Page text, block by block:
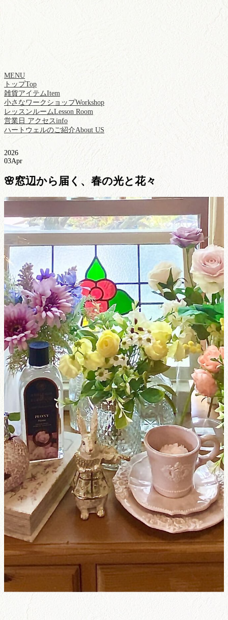
MENU
トップTop
雑貨アイテムItem
小さなワークショップWorkshop
レッスンルームLesson Room
営業日 アクセスinfo
ハートウェルのご紹介About US
2026
03Apr
🌸窓辺から届く、春の光と花々